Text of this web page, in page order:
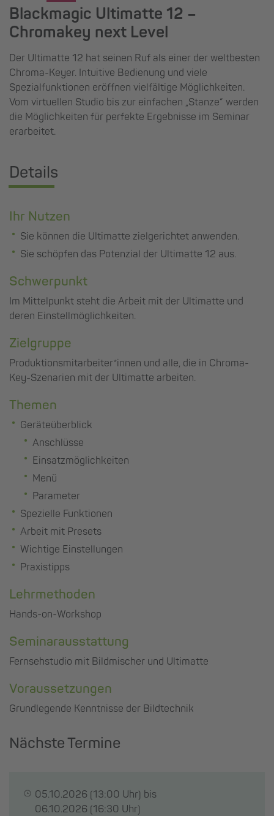
Blackmagic Ultimatte 12 –
Chromakey next Level
Der Ultimatte 12 hat seinen Ruf als einer der weltbesten
Chroma-Keyer. Intuitive Bedienung und viele
Spezialfunktionen eröffnen vielfältige Möglichkeiten.
Vom virtuellen Studio bis zur einfachen „Stanze“ werden
die Möglichkeiten für perfekte Ergebnisse im Seminar
erarbeitet.
Details
Ihr Nutzen
Sie können die Ultimatte zielgerichtet anwenden.
Sie schöpfen das Potenzial der Ultimatte 12 aus.
Schwerpunkt
Im Mittelpunkt steht die Arbeit mit der Ultimatte und
deren Einstellmöglichkeiten.
Zielgruppe
Produktionsmitarbeiter*innen und alle, die in Chroma-
Key-Szenarien mit der Ultimatte arbeiten.
Themen
Geräteüberblick
Anschlüsse
Einsatzmöglichkeiten
Menü
Parameter
Spezielle Funktionen
Arbeit mit Presets
Wichtige Einstellungen
Praxistipps
Lehrmethoden
Hands-on-Workshop
Seminarausstattung
Fernsehstudio mit Bildmischer und Ultimatte
Voraussetzungen
Grundlegende Kenntnisse der Bildtechnik
Nächste Termine
05.10.2026 (13:00 Uhr) bis
06.10.2026 (16:30 Uhr)